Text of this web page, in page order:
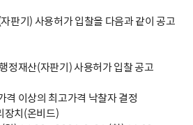
판기) 사용허가 입찰을 다음과 같이 공고
정재산(자판기) 사용허가 입찰 공고
격 이상의 최고가격 낙찰자 결정
장치(온비드)